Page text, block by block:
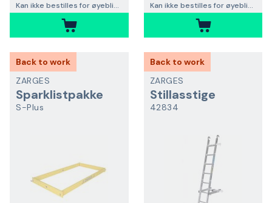
Kan ikke bestilles for øyeblikket Kan ikke bestilles for øyeblikket
Back to work
ZARGES
Sparklistpakke
S-Plus
Back to work
ZARGES
Stillasstige
42834